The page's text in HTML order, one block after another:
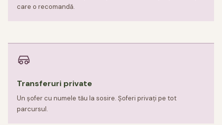
care o recomandă.
Transferuri private
Un șofer cu numele tău la sosire. Șoferi privați pe tot
parcursul.